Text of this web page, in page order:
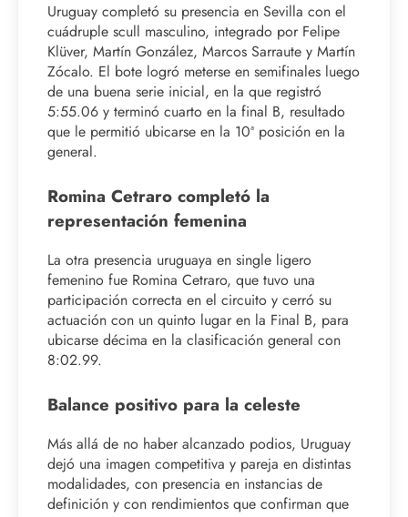
Uruguay completó su presencia en Sevilla con el
cuádruple scull masculino, integrado por Felipe
Klüver, Martín González, Marcos Sarraute y Martín
Zócalo. El bote logró meterse en semifinales luego
de una buena serie inicial, en la que registró
5:55.06 y terminó cuarto en la final B, resultado
que le permitió ubicarse en la 10ª posición en la
general.
Romina Cetraro completó la
representación femenina
La otra presencia uruguaya en single ligero
femenino fue Romina Cetraro, que tuvo una
participación correcta en el circuito y cerró su
actuación con un quinto lugar en la Final B, para
ubicarse décima en la clasificación general con
8:02.99.
Balance positivo para la celeste
Más allá de no haber alcanzado podios, Uruguay
dejó una imagen competitiva y pareja en distintas
modalidades, con presencia en instancias de
definición y con rendimientos que confirman que